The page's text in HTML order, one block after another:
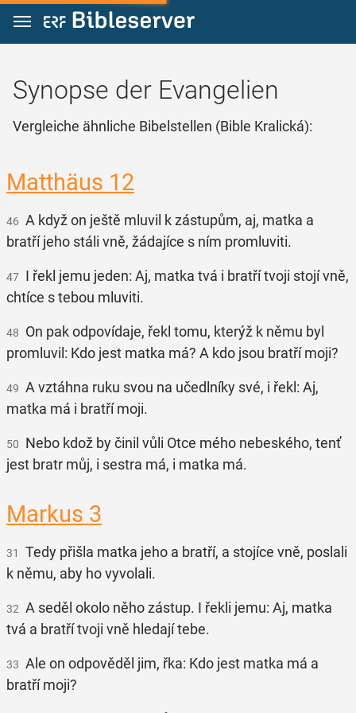
Zum Inhalt springen
Synopse der Evangelien
Vergleiche ähnliche Bibelstellen (Bible Kralická):
Matthäus 12
46 A když on ještě mluvil k zástupům, aj, matka a
bratří jeho stáli vně, žádajíce s ním promluviti.
47 I řekl jemu jeden: Aj, matka tvá i bratří tvoji stojí vně,
chtíce s tebou mluviti.
48 On pak odpovídaje, řekl tomu, kterýž k němu byl
promluvil: Kdo jest matka má? A kdo jsou bratří moji?
49 A vztáhna ruku svou na učedlníky své, i řekl: Aj,
matka má i bratří moji.
50 Nebo kdož by činil vůli Otce mého nebeského, tenť
jest bratr můj, i sestra má, i matka má.
Markus 3
31
Tedy přišla matka jeho a bratří, a stojíce vně, poslali
k němu, aby ho vyvolali.
32 A seděl okolo něho zástup. I řekli jemu: Aj, matka
tvá a bratří tvoji vně hledají tebe.
33 Ale on odpověděl jim, řka: Kdo jest matka má a
bratří moji?